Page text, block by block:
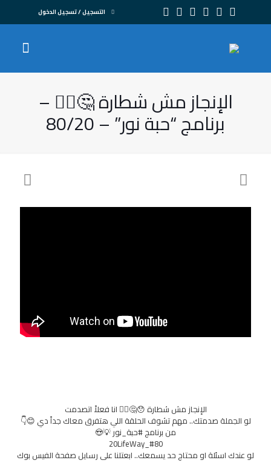
التسجيل / تسجيل الدخول
الإنجاز مش شطارة 🤔🤦‍♂️ –
برنامج “حبة نور” – 80/20
الإنجاز مش شطارة 😯🤔🤦‍♂️ انا فعلاً اتصدمت
لو الجملة صدمتك.. مهم تشوف الحلقة اللي هتفرق معاك جداً دي 😊👇
من برنامج #حبة_نور 💡😍
#80_20LifeWay
لو عندك اسئلة او محتاج حد يسمعك.. ابعتلنا على رسايل صفحة الفيس بوك